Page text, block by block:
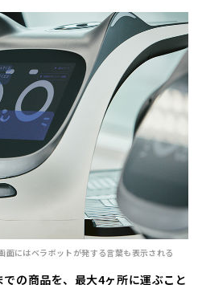
にはベラボットが発する言葉も表示される
の商品を、最大4ヶ所に運ぶこと